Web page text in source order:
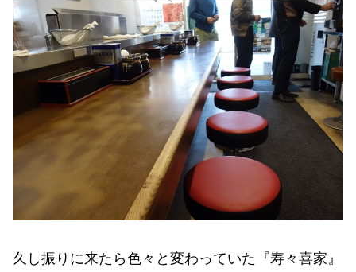
久し振りに来たら色々と変わっていた『寿々喜家』